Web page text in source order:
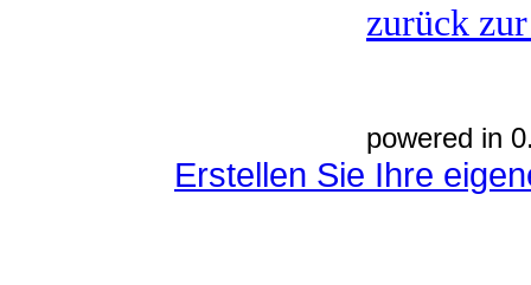
zurück
powered in
Erstellen Sie Ihre